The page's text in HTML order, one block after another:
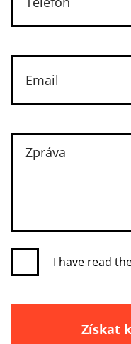
Většina švýcarských
od 12 let - v tomto
země. Některé
na základní školy (od
I have read
Získat